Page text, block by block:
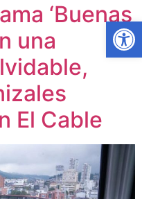
‘Buenas
una
El Cable